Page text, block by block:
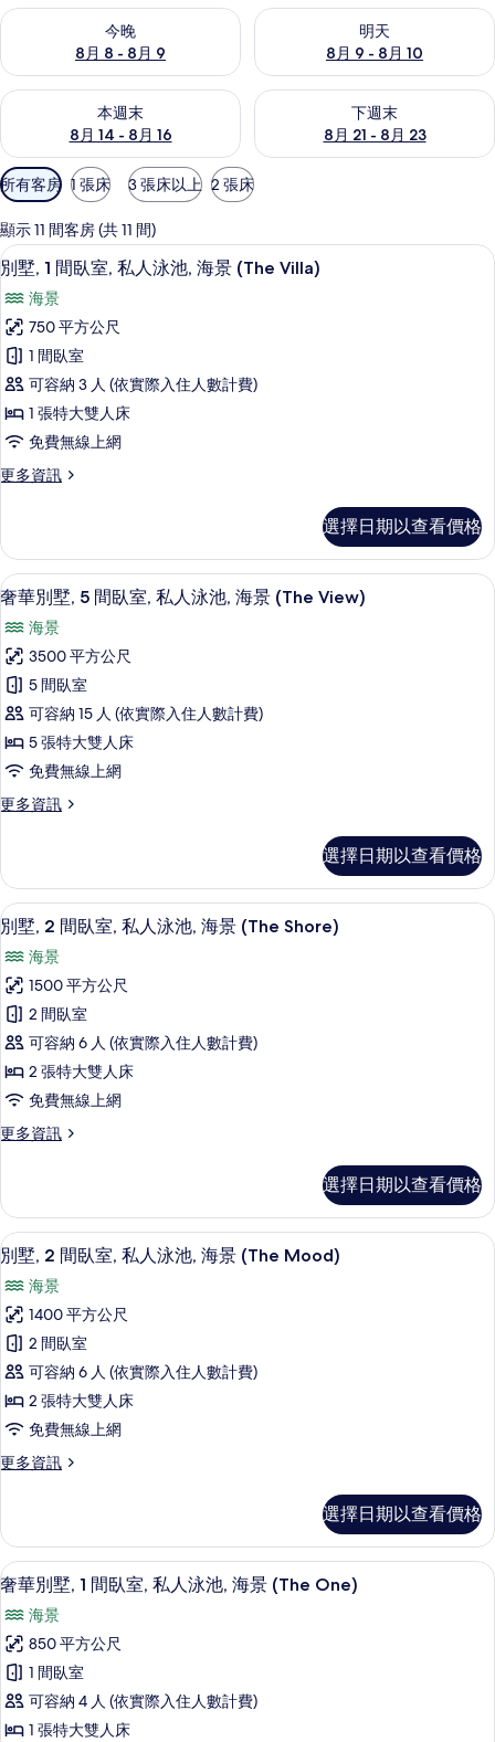
今晚
8月 8 - 8月 9
查看今晚 (8月 8 - 8月 9) 的供應情況
明天
8月 9 - 8月 10
查看明天 (8月 9 - 8月 10) 的供
本週末
8月 14 - 8月 16
查看本週末 (8月 14 - 8月 16) 的供應情況
下週末
8月 21 - 8月 23
查看下週末 (8月 21 - 8月 23)
可
用
的
客
房
篩
選
條
件
所有客房 1 張床 3 張床以上 2 張床
顯示 11 間客房 (共 11 間)
顯
示
別
墅,
間
臥
室,
私
泳
池,
海
景
(The
Villa)
的
所
有
相
片
別墅, 1 間臥室, 私人泳池, 海景 (The
13
別墅, 1 間臥室, 私人泳池, 海景 (The Villa)
海景
750 平方公尺
1 間臥室
可容納 3 人 (依實際入住人數計費)
1 張特大雙人床
免費無線上網
更多資訊
更
1
間
臥
私
人
泳
池,
海
景
(The
Villa)
詳
選擇日期以查看價格
顯
示
奢
華
別
墅,
5
間
臥
私
人
泳
池,
海
景
(The
View)
的
所
有
片
奢華別墅, 5 間臥室, 私人泳池, 海景
16
奢華別墅, 5 間臥室, 私人泳池, 海景 (The View)
海景
3500 平方公尺
5 間臥室
可容納 15 人 (依實際入住人數計費)
5 張特大雙人床
免費無線上網
更多資訊
更
別
墅,
5
間
臥
室,
私
人
泳
池,
海
景
View)
情
選擇日期以查看價格
顯
示
別
墅,
2
間
臥
室,
私
泳
池,
海
景
(The
Shore)
的
所
有
相
片
別墅, 2 間臥室, 私人泳池, 海景 (The
7
別墅, 2 間臥室, 私人泳池, 海景 (The Shore)
海景
1500 平方公尺
2 間臥室
可容納 6 人 (依實際入住人數計費)
2 張特大雙人床
免費無線上網
更多資訊
更
2
間
臥
室,
私
人
泳
池,
海
景
(The
Shore)
詳
選擇日期以查看價格
顯
示
別
墅,
2
間
臥
室,
私
泳
池,
海
景
(The
Mood)
的
所
別墅, 2 間臥室, 私人泳池, 海景 (The
7
別墅, 2 間臥室, 私人泳池, 海景 (The Mood)
海景
1400 平方公尺
2 間臥室
可容納 6 人 (依實際入住人數計費)
2 張特大雙人床
免費無線上網
更多資訊
更
2
間
臥
私
人
泳
池,
海
景
選擇日期以查看價格
顯
示
奢
華
別
墅,
奢華別墅, 1 間臥室, 私人泳池, 海景
8
奢華別墅, 1 間臥室, 私人泳池, 海景 (The One)
海景
850 平方公尺
1 間臥室
可容納 4 人 (依實際入住人數計費)
1 張特大雙人床